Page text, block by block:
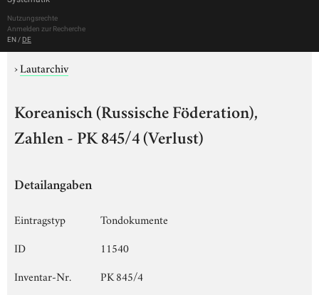
Nutzungsrechte
Anmelden zur Recherche
EN / DE
›Lautarchiv
Koreanisch (Russische Föderation),
Zahlen - PK 845/4 (Verlust)
Detailangaben
Eintragstyp
Tondokumente
ID
11540
Inventar-Nr.
PK 845/4